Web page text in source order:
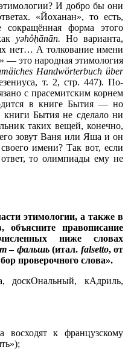
И добро бы они
«Йоханан», то есть,
форма этого
yəhôḥānān.Но варианта,
нет… А толкование имени
— это народная этимология
Handwörterbuch über
т. 2, стр. 447). По-
с прасемитским корнем
в книге Бытия — но
книги Бытия не сделало ни
таких вещей, конечно,
зовут Ваня или Яша и он
имени? Так вот, если
то олимпиады ему не
этимологии, а также в
объясните правописание
ниже словах
– фальшь(итал. falsetto, от
проверочного слова».
доскОнальный, кАдриль,
восходят к французскому